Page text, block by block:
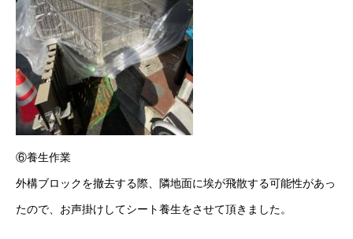
⑥養生作業
外構ブロックを撤去する際、隣地面に埃が飛散する可能性があっ
たので、お声掛けしてシート養生をさせて頂きました。